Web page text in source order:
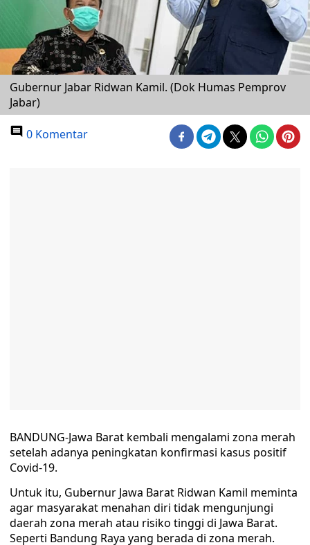
Gubernur Jabar Ridwan Kamil. (Dok Humas Pemprov
Jabar)
0 Komentar
BANDUNG-Jawa Barat kembali mengalami zona merah
setelah adanya peningkatan konfirmasi kasus positif
Covid-19.
Untuk itu, Gubernur Jawa Barat Ridwan Kamil meminta
agar masyarakat menahan diri tidak mengunjungi
daerah zona merah atau risiko tinggi di Jawa Barat.
Seperti Bandung Raya yang berada di zona merah.